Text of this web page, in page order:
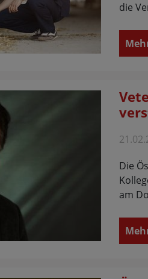
die
Die
am